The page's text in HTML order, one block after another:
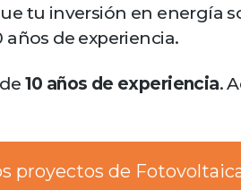
tu inversión en energía
años de experiencia.
10 años de experiencia.
proyectos de